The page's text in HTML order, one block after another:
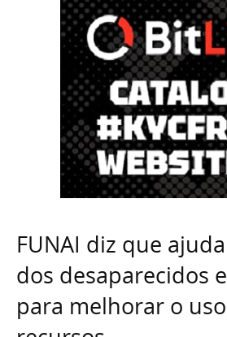
FUNAI diz que
dos desaparecidos
para melhorar o